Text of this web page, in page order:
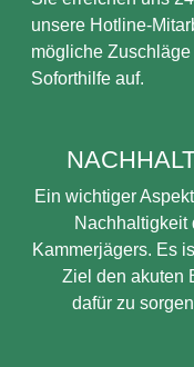
unsere Hotline-
mögliche
Soforthilfe auf.
Ein wichtiger
Nachhaltigkeit
Kammerjägers. Es
Ziel den akuten
dafür zu